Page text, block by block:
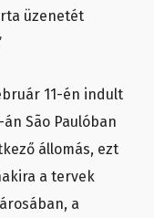
üzenetét
11-én indult
São Paulóban
állomás, ezt
a tervek
a